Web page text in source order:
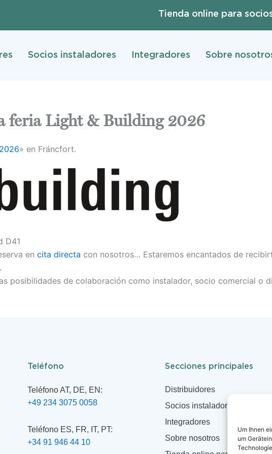
Um Ihnen
um
Tienda online para
Socios instaladores Integradores Sobre
feria Light & Building 2026
» en Fráncfort.
D41
en cita directa con nosotros… Estaremos encantados de
posibilidades de colaboración como instalador, socio comercial o
Teléfono
Teléfono AT, DE, EN:
+49 234 3075 0058
Teléfono ES, FR, IT, PT:
+34 91 946 44 10
Secciones principales
Distribuidores
Socios instaladores
Integradores
Sobre nosotros